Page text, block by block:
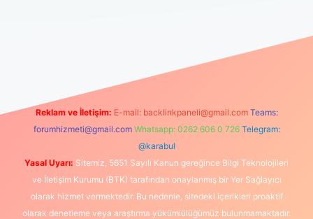
Reklam ve İletişim: E-mail: backlinkpaneli@gmail.com Teams:
forumhizmeti@gmail.com Whatsapp: 0262 606 0 726 Telegram:
@karabul
Yasal Uyarı: Sitemiz, 5651 Sayılı Kanun gereğince Bilgi Teknolojileri
ve İletişim Kurumu (BTK) tarafından onaylanmış bir Yer Sağlayıcı
olarak hizmet vermektedir. Bu nedenle, sitedeki içerikleri proaktif
olarak denetleme veya araştırma yükümlülüğümüz bulunmamaktadır.